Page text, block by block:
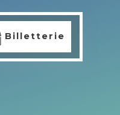
Billetterie